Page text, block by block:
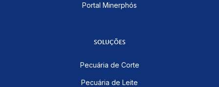
Portal Minerphós
SOLUÇÕES
Pecuária de Corte
Pecuária de Leite